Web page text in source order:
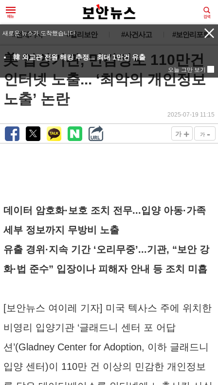
#전체기사 #물리보안 #사건사고 #보안리포트
美 입양기관, 민감정보 110만건
인터넷 노출... ‘최악의 개인정보
노출’ 논란
2025-07-19 11:15
가 + 가 -
데이터 암호화·보호 조치 전무...입양 아동·가족
세부 정보까지 무방비 노출
유출 경위·지속 기간 ‘오리무중’...기관, “보안 강
화·법 준수” 입장이나 피해자 안내 등 조치 미흡
[보안뉴스 여이레 기자] 미국 텍사스 주에 위치한
비영리 입양기관 ‘글래드니 센터 포 어답
션’(Gladney Center for Adoption, 이하 글래드니
입양 센터)이 110만 건 이상의 민감한 개인정보
새로운 뉴스가 도착했습니다.
韓 외교관 전원 해킹 추정... 최대 1만건 유출
오늘 그만 보기